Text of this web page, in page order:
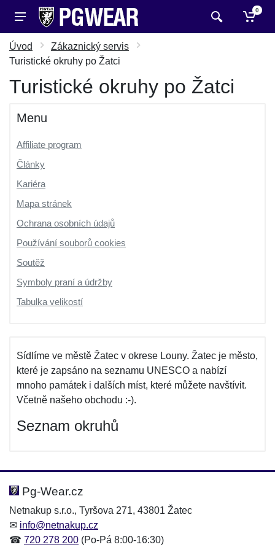
0
Úvod
Zákaznický servis
Turistické okruhy po Žatci
Turistické okruhy po Žatci
Menu
Affiliate program
Články
Kariéra
Mapa stránek
Ochrana osobních údajů
Používání souborů cookies
Soutěž
Symboly praní a údržby
Tabulka velikostí
Sídlíme ve městě Žatec v okrese Louny. Žatec je město,
které je zapsáno na seznamu UNESCO a nabízí
mnoho památek i dalších míst, které můžete navštívit.
Včetně našeho obchodu :-).
Seznam okruhů
Pg-Wear.cz
Netnakup s.r.o., Tyršova 271, 43801 Žatec
✉ info@netnakup.cz
☎ 720 278 200 (Po-Pá 8:00-16:30)